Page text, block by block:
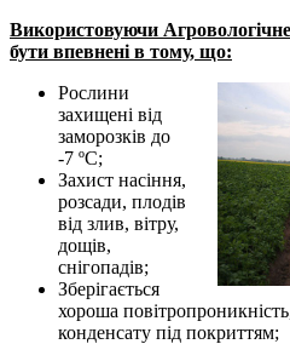
Використовуючи
бути впевнені в тому, що:
Рослини
захищені від
заморозків до
-7 ºС;
Захист насіння,
розсади, плодів
від злив, вітру,
дощів,
снігопадів;
Зберігається
хороша
конденсату під покриттям;